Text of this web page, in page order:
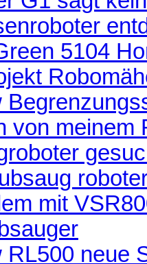
5104
von meinem
mit
RL500 neue